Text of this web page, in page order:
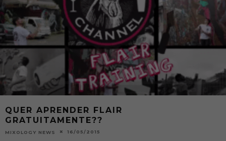
QUER APRENDER FLAIR
GRATUITAMENTE??
MIXOLOGY NEWS 16/05/2015